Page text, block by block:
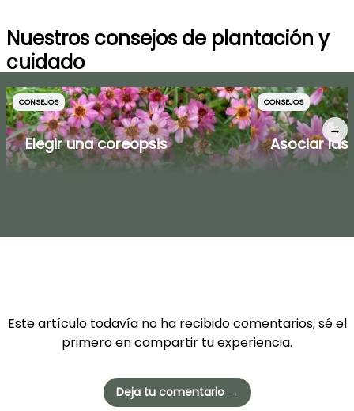
Nuestros consejos de plantación y
cuidado
CONSEJOS
Elegir una coreopsis
CONSEJOS
Asociar las
→
Este artículo todavía no ha recibido comentarios; sé el
primero en compartir tu experiencia.
Deja tu comentario →